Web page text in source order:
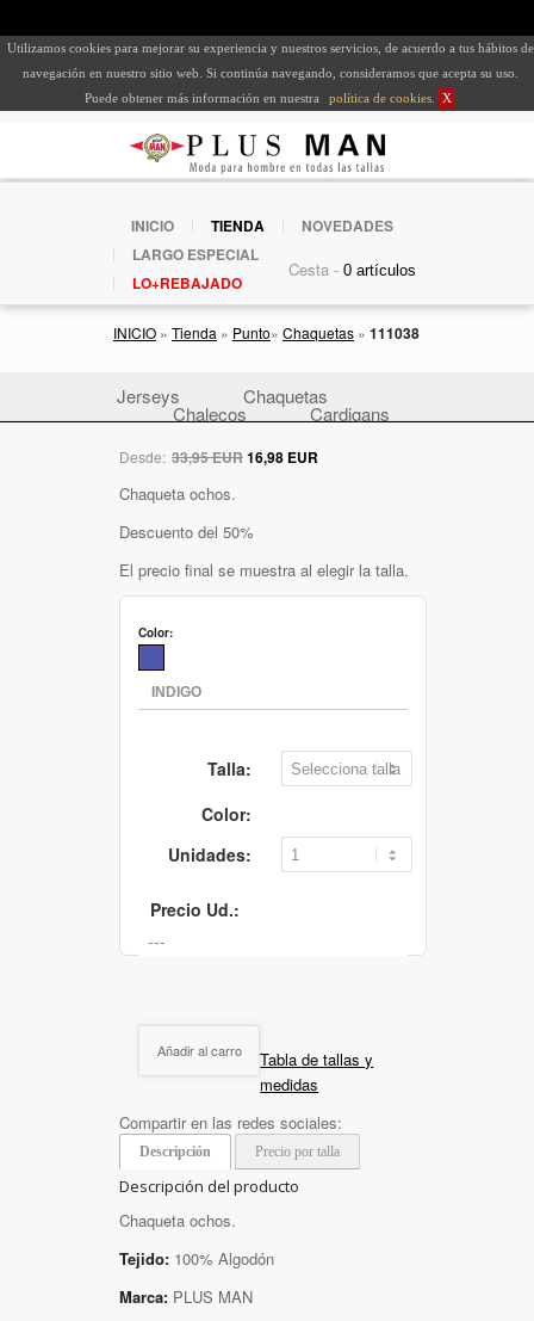
Utilizamos cookies para mejorar su experiencia y nuestros servicios, de acuerdo a tus hábitos de
navegación en nuestro sitio web. Si continúa navegando, consideramos que acepta su uso.
Puede obtener más información en nuestra
política de cookies X
INICIO TIENDA
NOVEDADES
LARGO ESPECIAL
LO+REBAJADO
Cesta -
INICIO » Tienda » Punto» Chaquetas » 111038
Jerseys Chaquetas
Chalecos Cardigans
Desde: 33,95 EUR16,98 EUR
Chaqueta ochos.
Descuento del 50%
El precio final se muestra al elegir la talla.
Color:
Talla:
Color:
Unidades:
Precio Ud.:
Añadir al carro
Tabla de tallas y
medidas
Compartir en las redes sociales:
Descripción Precio por talla
Descripción del producto
Chaqueta ochos.
Tejido: 100% Algodón
Marca: PLUS MAN